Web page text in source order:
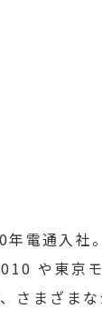
電通入社
や東
さまざま